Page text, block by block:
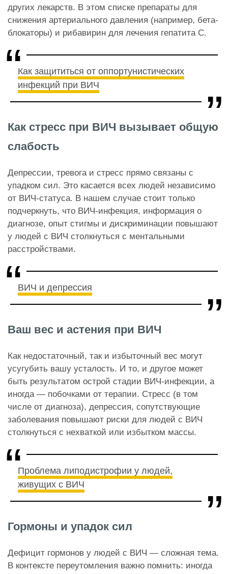
других лекарств. В этом списке препараты для
снижения артериального давления (например, бета-
блокаторы) и рибавирин для лечения гепатита С.
Как защититься от оппортунистических
инфекций при ВИЧ
Как стресс при ВИЧ вызывает общую
слабость
Депрессии, тревога и стресс прямо связаны с
упадком сил. Это касается всех людей независимо
от ВИЧ-статуса. В нашем случае стоит только
подчеркнуть, что ВИЧ-инфекция, информация о
диагнозе, опыт стигмы и дискриминации повышают
у людей с ВИЧ столкнуться с ментальными
расстройствами.
ВИЧ и депрессия
Ваш вес и астения при ВИЧ
Как недостаточный, так и избыточный вес могут
усугубить вашу усталость. И то, и другое может
быть результатом острой стадии ВИЧ-инфекции, а
иногда — побочками от терапии. Стресс (в том
числе от диагноза), депрессия, сопутствующие
заболевания повышают риски для людей с ВИЧ
столкнуться с нехваткой или избытком массы.
Проблема липодистрофии у людей,
живущих с ВИЧ
Гормоны и упадок сил
Дефицит гормонов у людей с ВИЧ — сложная тема.
В контексте переутомления важно помнить: иногда